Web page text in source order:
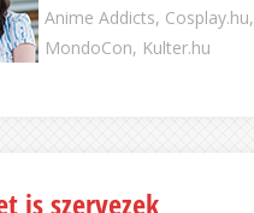
Anime Addicts, Cosplay.hu,
MondoCon, Kulter.hu
is szervezek